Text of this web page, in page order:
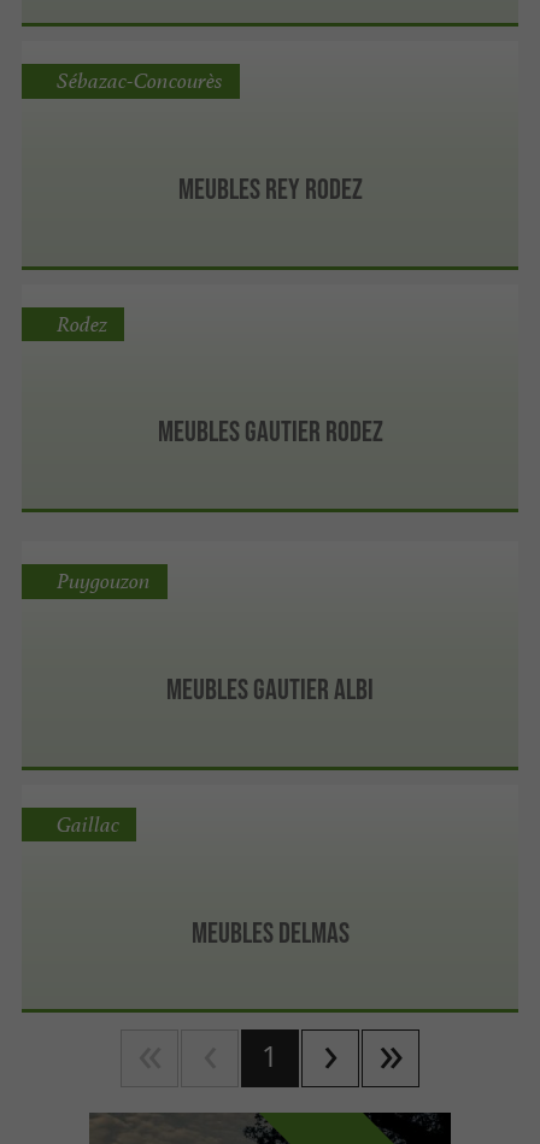
Meubles Rey RODEZ
Sébazac-Concourès
Meubles Gautier Rodez
Rodez
Meubles Gautier Albi
Puygouzon
Meubles Delmas
Gaillac
1